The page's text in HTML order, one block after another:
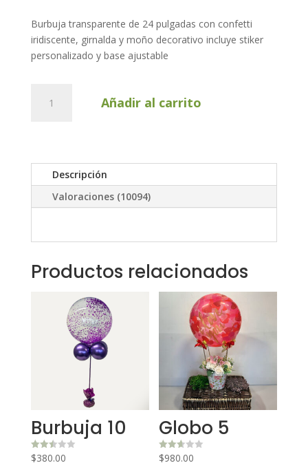
Burbuja transparente de 24 pulgadas con confetti
iridiscente, girnalda y moño decorativo incluye stiker
personalizado y base ajustable
Añadir al carrito
Descripción
Valoraciones (10094)
Productos relacionados
Burbuja 10
Valora
$380.00
Globo 5
Valora
$980.00